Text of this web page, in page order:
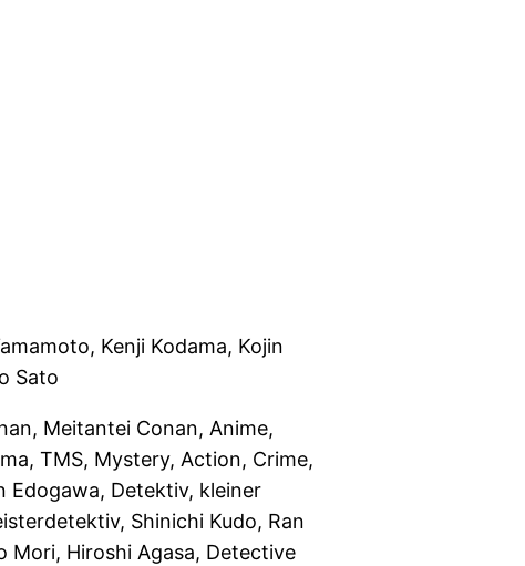
Kenji Kodama, Kojin
Sato
Meitantei Conan, Anime,
TMS, Mystery, Action, Crime,
Edogawa, Detektiv, kleiner
Shinichi Kudo, Ran
Mori, Hiroshi Agasa, Detective